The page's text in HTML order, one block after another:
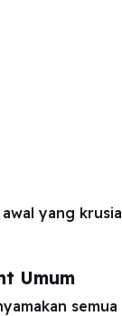
yang
Umum